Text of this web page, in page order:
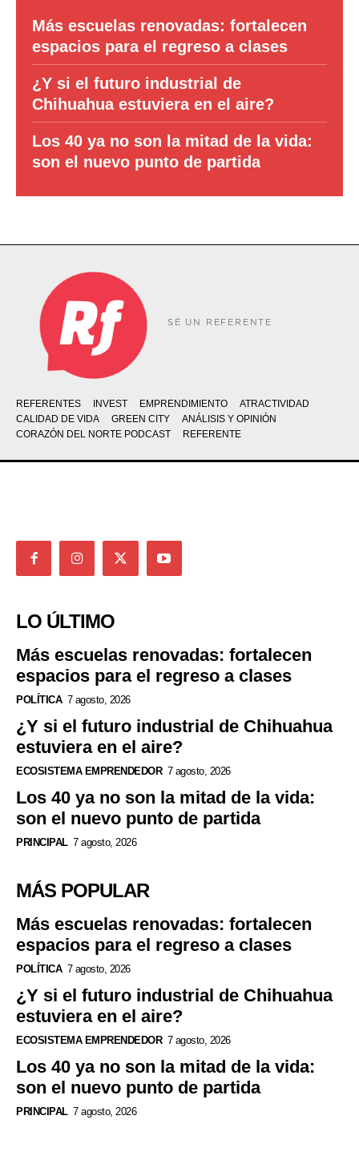
Más escuelas renovadas: fortalecen
espacios para el regreso a clases
¿Y si el futuro industrial de
Chihuahua estuviera en el aire?
Los 40 ya no son la mitad de la vida:
son el nuevo punto de partida
SÉ UN REFERENTE
REFERENTES INVEST EMPRENDIMIENTO
ATRACTIVIDAD
CALIDAD DE VIDA
GREEN CITY
ANÁLISIS Y OPINIÓN
CORAZÓN DEL NORTE PODCAST
REFERENTE
LO ÚLTIMO
Más escuelas renovadas: fortalecen
espacios para el regreso a clases
POLÍTICA 7 agosto, 2026
¿Y si el futuro industrial de Chihuahua
estuviera en el aire?
ECOSISTEMA EMPRENDEDOR 7 agosto, 2026
Los 40 ya no son la mitad de la vida:
son el nuevo punto de partida
PRINCIPAL 7 agosto, 2026
MÁS POPULAR
Más escuelas renovadas: fortalecen
espacios para el regreso a clases
POLÍTICA 7 agosto, 2026
¿Y si el futuro industrial de Chihuahua
estuviera en el aire?
ECOSISTEMA EMPRENDEDOR 7 agosto, 2026
Los 40 ya no son la mitad de la vida:
son el nuevo punto de partida
PRINCIPAL 7 agosto, 2026